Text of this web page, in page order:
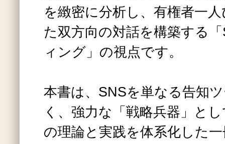
を緻密に分析し、有権者一
た双方向の対話を構築する
ィング」の視点です。
本書は、SNSを単なる告知
く、強力な「戦略兵器」と
の理論と実践を体系化した